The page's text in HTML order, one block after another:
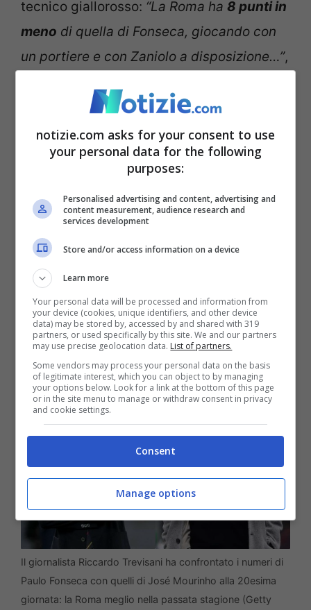
tecnico giallorosso: “La Roma ha 8 punti in
meno di quella di Fonseca, giocando con
un portiere e con Zaniolo a disposizione…”,
(rendimento negativo nella passata
stagione) e al recupero dall’infortunio del
trequartista.
LEGGI ANCHE QUESTO: Mourinho, niente
conferenza pre Juve. E la Roma presenta il
nuovo acquisto
L’altra frecciata: “Al
Tottenham non fa più
danni, alla Roma forse sì…”
Il giornalista Riccardo Trevisani ha confrontato i numeri di
Paulo Fonseca con quelli di José Mourinho alla 20esima
giornata: la Roma meglio nella passata stagione (Getty
notizie.com asks for your consent to use
your personal data for the following
purposes:
Personalised advertising and content, advertising and
content measurement, audience research and
services development
Store and/or access information on a device
Learn more
Your personal data will be processed and information from
your device (cookies, unique identifiers, and other device
data) may be stored by, accessed by and shared with 319
partners, or used specifically by this site. We and our partners
may use precise geolocation data. List of partners.
Some vendors may process your personal data on the basis
of legitimate interest, which you can object to by managing
your options below. Look for a link at the bottom of this page
or in the site menu to manage or withdraw consent in privacy
and cookie settings.
Consent
Manage options